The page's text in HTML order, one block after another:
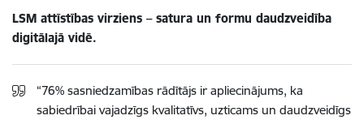
LSM attīstības virziens – satura un formu daudzveidība
digitālajā vidē.
“76% sasniedzamības rādītājs ir apliecinājums, ka
sabiedrībai vajadzīgs kvalitatīvs, uzticams un daudzveidīgs